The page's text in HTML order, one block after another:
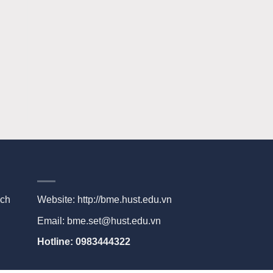
Website: http://bme.hust.edu.vn
Email: bme.set@hust.edu.vn
Hotline: 0983444322